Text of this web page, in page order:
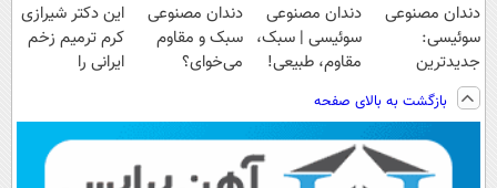
دندان مصنوعی
سوئیسی:
جدیدترین
فناوری اروپا،
سبک و مقاوم |
پرداخت قسطی
دندان مصنوعی
سوئیسی | سبک،
مقاوم، طبیعی!
رایگان+پرداخت
اقساطی😍
دندان مصنوعی
سبک و مقاوم
می‌خوای؟
📍تهران
این دکتر شیرازی
کرم ترمیم زخم
ایرانی را
بازگشت به بالای صفحه